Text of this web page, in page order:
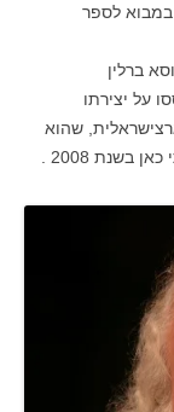
במבוא לספר
ברלין
על יצירתו
שהוא
בשנת 2008 .